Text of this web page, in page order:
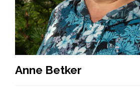
Anne Betker